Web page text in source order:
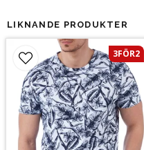
LIKNANDE PRODUKTER
3FÖR2